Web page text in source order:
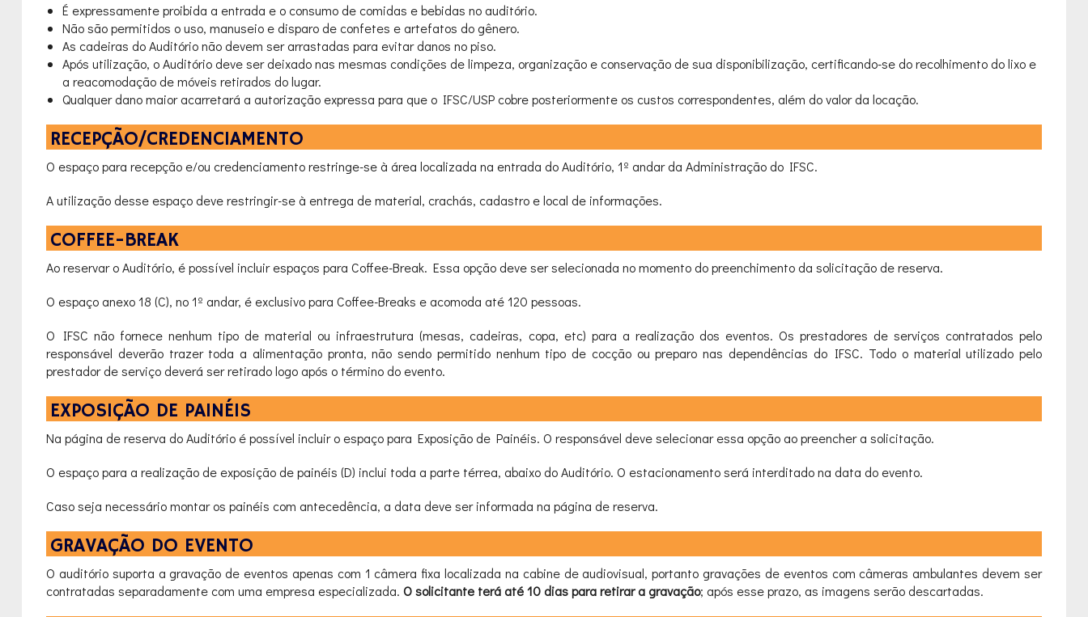
É expressamente proibida a entrada e o consumo de comidas e bebidas no auditório.
Não são permitidos o uso, manuseio e disparo de confetes e artefatos do gênero.
As cadeiras do Auditório não devem ser arrastadas para evitar danos no piso.
Após utilização, o Auditório deve ser deixado nas mesmas condições de limpeza, organização e conservação de sua disponibilização, certificando-se do recolhimento do lixo e
a reacomodação de móveis retirados do lugar.
Qualquer dano maior acarretará a autorização expressa para que o IFSC/USP cobre posteriormente os custos correspondentes, além do valor da locação.
RECEPÇÃO/CREDENCIAMENTO
O espaço para recepção e/ou credenciamento restringe-se à área localizada na entrada do Auditório, 1º andar da Administração do IFSC.
A utilização desse espaço deve restringir-se à entrega de material, crachás, cadastro e local de informações.
COFFEE-BREAK
Ao reservar o Auditório, é possível incluir espaços para Coffee-Break. Essa opção deve ser selecionada no momento do preenchimento da solicitação de reserva.
O espaço anexo 18 (C), no 1º andar, é exclusivo para Coffee-Breaks e acomoda até 120 pessoas.
O IFSC não fornece nenhum tipo de material ou infraestrutura (mesas, cadeiras, copa, etc) para a realização dos eventos. Os prestadores de serviços contratados pelo
responsável deverão trazer toda a alimentação pronta, não sendo permitido nenhum tipo de cocção ou preparo nas dependências do IFSC. Todo o material utilizado pelo
prestador de serviço deverá ser retirado logo após o término do evento.
EXPOSIÇÃO DE PAINÉIS
Na página de reserva do Auditório é possível incluir o espaço para Exposição de Painéis. O responsável deve selecionar essa opção ao preencher a solicitação.
O espaço para a realização de exposição de painéis (D) inclui toda a parte térrea, abaixo do Auditório. O estacionamento será interditado na data do evento.
Caso seja necessário montar os painéis com antecedência, a data deve ser informada na página de reserva.
GRAVAÇÃO DO EVENTO
O auditório suporta a gravação de eventos apenas com 1 câmera fixa localizada na cabine de audiovisual, portanto gravações de eventos com câmeras ambulantes devem ser
contratadas separadamente com uma empresa especializada. O solicitante terá até 10 dias para retirar a gravação; após esse prazo, as imagens serão descartadas.